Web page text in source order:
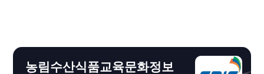
농림수산식품교육문화정보